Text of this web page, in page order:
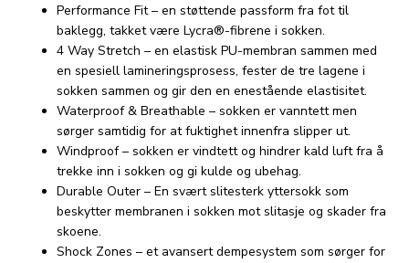
Performance Fit – en støttende passform fra fot til
baklegg, takket være Lycra®-fibrene i sokken.
4 Way Stretch – en elastisk PU-membran sammen med
en spesiell lamineringsprosess, fester de tre lagene i
sokken sammen og gir den en enestående elastisitet.
Waterproof & Breathable – sokken er vanntett men
sørger samtidig for at fuktighet innenfra slipper ut.
Windproof – sokken er vindtett og hindrer kald luft fra å
trekke inn i sokken og gi kulde og ubehag.
Durable Outer – En svært slitesterk yttersokk som
beskytter membranen i sokken mot slitasje og skader fra
skoene.
Shock Zones – et avansert dempesystem som sørger for